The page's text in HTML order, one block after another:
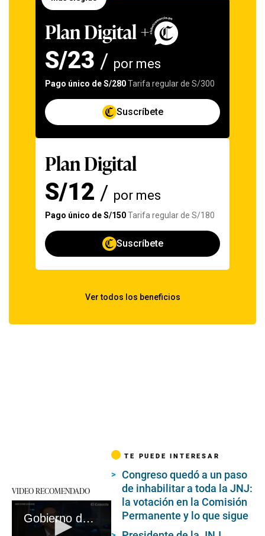
VIDEO RECOMENDADO
Gobierno de Martín Vizcarra cambió ley para favorecer a empresas chinas, según colaborador eficaz #VideosEC #UI
TE PUEDE INTERESAR
Congreso quedó a un paso
de inhabilitar a toda la JNJ:
la votación en la Comisión
Permanente y lo que sigue